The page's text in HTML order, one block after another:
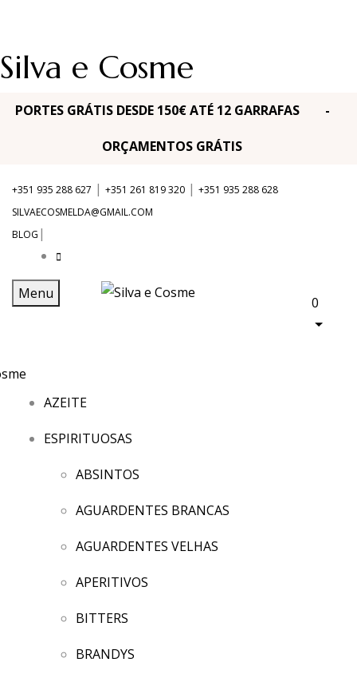
Silva e Cosme
PORTES GRÁTIS DESDE 150€ ATÉ 12 GARRAFAS -
ORÇAMENTOS GRÁTIS
+351 935 288 627 | +351 261 819 320 | +351 935 288 628
SILVAECOSMELDA@GMAIL.COM
BLOG |
Menu
0
AZEITE
ESPIRITUOSAS
ABSINTOS
AGUARDENTES BRANCAS
AGUARDENTES VELHAS
APERITIVOS
BITTERS
BRANDYS